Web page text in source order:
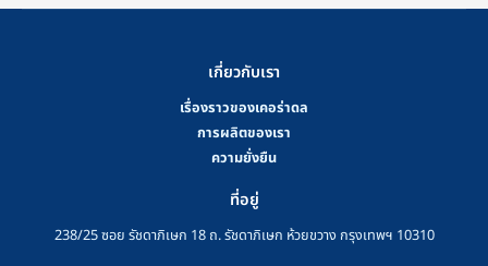
เกี่ยวกับเรา
เรื่องราวของเคอร่าดล
การผลิตของเรา
ความยั่งยืน
ที่อยู่
238/25 ซอย รัชดาภิเษก 18 ถ. รัชดาภิเษก ห้วยขวาง กรุงเทพฯ 10310